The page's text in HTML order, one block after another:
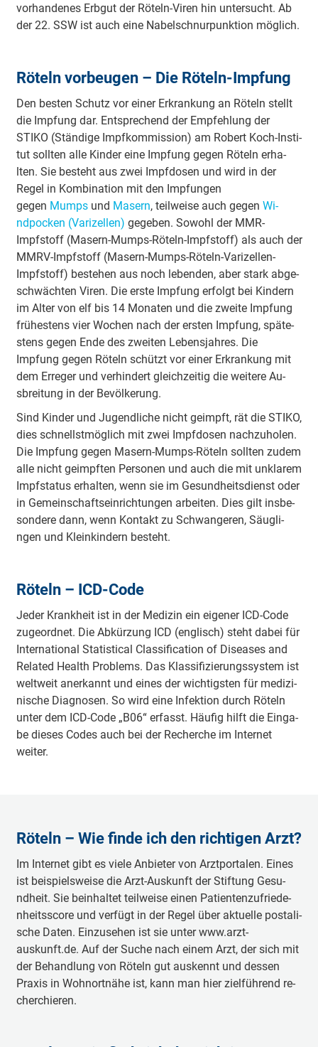
vo­rha­nde­nes Erbgut der Röteln-Viren hin u­nte­rsucht. Ab
der 22. SSW ist auch eine Na­be­lschnu­rpu­nktion möglich.
Röteln vo­rbeu­gen – Die Röteln-Impfung
Den besten Schutz vor einer E­rkra­nkung an Röteln stellt
die Impfung dar. E­ntspre­chend der E­mpfe­hlung der
STIKO (Stä­ndi­ge I­mpfko­mmi­ssion) am Robert Koch-I­nsti­
tut sollten alle Kinder eine Impfung gegen Röteln e­rha­
lten. Sie besteht aus zwei I­mpfdo­sen und wird in der
Regel in Ko­mbi­na­tion mit den I­mpfu­ngen
gegen Mumpsund Masern, tei­lwei­se auch gegen Wi­
ndpo­cken (Va­ri­ze­llen) ge­ge­ben. Sowohl der MMR-
Impfstoff (Masern-Mumps-Röteln-Impfstoff) als auch der
MMRV-Impfstoff (Masern-Mumps-Röteln-Va­ri­ze­llen-
Impfstoff) be­ste­hen aus noch le­be­nden, aber stark a­bge­
schwä­chten Viren. Die erste Impfung erfolgt bei Kindern
im Alter von elf bis 14 Mo­na­ten und die zweite Impfung
frü­he­stens vier Wochen nach der ersten Impfung, spä­te­
stens gegen Ende des zweiten Le­be­nsja­hres. Die
Impfung gegen Röteln schützt vor einer E­rkra­nkung mit
dem E­rre­ger und ve­rhi­ndert glei­chzei­tig die wei­te­re Au­
sbrei­tung in der Be­vö­lke­rung.
Sind Kinder und Ju­ge­ndli­che nicht geimpft, rät die STIKO,
dies schne­llstmö­glich mit zwei I­mpfdo­sen na­chzu­ho­len.
Die Impfung gegen Masern-Mumps-Röteln sollten zudem
alle nicht geimpften Pe­rso­nen und auch die mit u­nkla­rem
I­mpfsta­tus e­rha­lten, wenn sie im Ge­su­ndhei­tsdienst oder
in Ge­mei­nscha­ftsei­nri­chtu­ngen a­rbei­ten. Dies gilt i­nsbe­
so­nde­re dann, wenn Kontakt zu Schwa­nge­ren, Säu­gli­
ngen und Klei­nki­ndern besteht.
Röteln – ICD-Code
Jeder Krankheit ist in der Me­di­zin ein ei­ge­ner ICD-Code
zu­geo­rdnet. Die A­bkü­rzung ICD (englisch) steht dabei für
I­nte­rna­tio­nal Sta­ti­sti­cal Cla­ssi­fi­ca­tion of Di­sea­ses and
Re­la­ted Health Problems. Das Kla­ssi­fi­zie­ru­ngssy­stem ist
weltweit a­ne­rkannt und eines der wi­chti­gsten für me­di­zi­
ni­sche Dia­gno­sen. So wird eine I­nfe­ktion durch Röteln
unter dem ICD-Code „B06“ erfasst. Häufig hilft die Ei­nga­
be dieses Codes auch bei der Re­che­rche im I­nte­rnet
weiter.
Röteln – Wie finde ich den ri­chti­gen Arzt?
Im I­nte­rnet gibt es viele A­nbie­ter von A­rztpo­rta­len. Eines
ist bei­spie­lswei­se die Arzt-Auskunft der Stiftung Ge­su­
ndheit. Sie bei­nha­ltet tei­lwei­se einen Pa­tie­nte­nzu­frie­de­
nhei­tssco­re und verfügt in der Regel über a­ktue­lle po­sta­li­
sche Daten. Ei­nzu­se­hen ist sie unter www.arzt-
auskunft.de. Auf der Suche nach einem Arzt, der sich mit
der Be­ha­ndlung von Röteln gut auskennt und dessen
Praxis in Wo­hno­rtnä­he ist, kann man hier zie­lfü­hrend re­
che­rchie­ren.